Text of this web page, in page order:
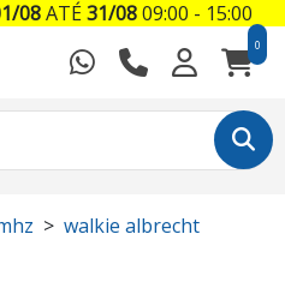
0
walkie albrecht
08ATÉ31/0809:00 - 15:00